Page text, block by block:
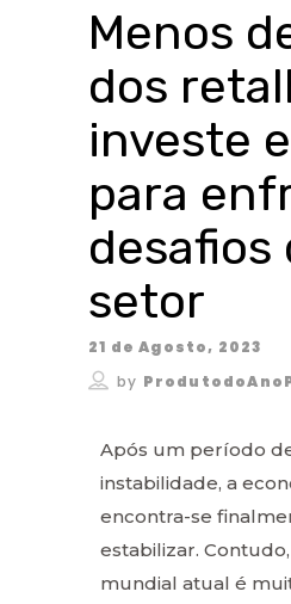
Menos
dos
investe
para
desafios
setor
21 de Agosto, 2023
by
Após um período
instabilidade, a
encontra-se
estabilizar.
mundial atual é